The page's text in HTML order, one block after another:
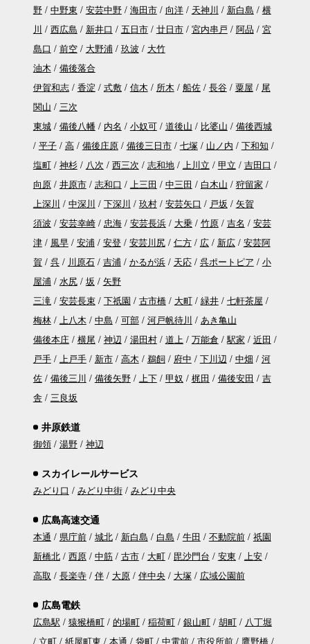
野
中野東 安芸中野 海田市 向洋 天神川 新白島
横
川
西広島 新井口 五日市 廿日市 宮内串戸 阿品
宮
島口
前空 大野浦 玖波
大竹
油木
備後落合
伊賀和志
香淀 式敷 信木 所木 船佐 長谷 粟屋
尾
関山
三次
東城
備後八幡 内名 小奴可 道後山 比婆山
備後西城
平子
高 備後庄原 備後三日市 七塚 山ノ内
下和知
塩町
神杉 八次 西三次 志和地 上川立 甲立
吉田口
向原
井原市 志和口 上三田 中三田 白木山
狩留家
上深川
中深川 下深川 玖村 安芸矢口 戸坂
矢賀
須波
安芸幸崎 忠海 安芸長浜 大乗 竹原 吉名
安芸
津
風早 安浦 安登 安芸川尻 仁方 広 新広
安芸阿
賀
呉 川原石 吉浦 かるが浜 天応 呉ポートピア
小
屋浦
水尻 坂
矢野
三滝
安芸長束 下祇園 古市橋 大町 緑井
七軒茶屋
梅林
上八木 中島 可部 河戸帆待川
あき亀山
備後本庄
横尾 神辺 湯田村 道上 万能倉 駅家
近田
戸手
上戸手 新市 高木 鵜飼 府中 下川辺 中畑
河
佐
備後三川 備後矢野 上下 甲奴 梶田 備後安田
吉
舎
三良坂
井原鉄道
御領 湯野 神辺
スカイレールサービス
みどり口 みどり中街 みどり中央
広島高速交通
本通 県庁前 城北 新白島 白島 牛田 不動院前
祇園
新橋北
西原 中筋 古市 大町 毘沙門台 安東
上安
高取
長楽寺 伴 大原 伴中央 大塚 広域公園前
広島電鉄
広島駅 猿猴橋町 的場町 稲荷町 銀山町 胡町
八丁堀
立町
紙屋町東 本通 袋町 中電前 市役所前
鷹野橋